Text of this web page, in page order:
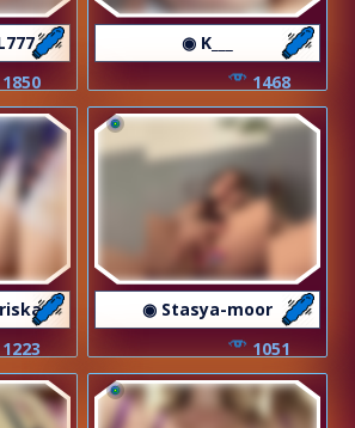
1850
◉ K___
1468
1223
◉ Stasya-moor
1051